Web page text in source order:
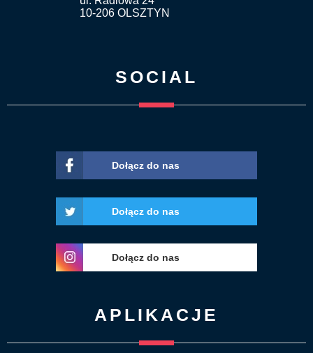
10-206 OLSZTYN
SOCIAL
Dołącz do nas
Dołącz do nas
Dołącz do nas
APLIKACJE